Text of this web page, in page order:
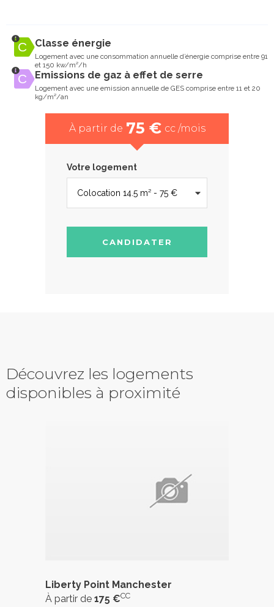
Classe énergie
Logement avec une consommation annuelle d’énergie comprise entre 91
et 150 kw/m²/h
Emissions de gaz à effet de serre
Logement avec une emission annuelle de GES comprise entre 11 et 20
kg/m²/an
À partir de 75 € cc /mois
Votre logement
CANDIDATER
Découvrez les logements
disponibles à proximité
Liberty Point Manchester
À partir de 175 €CC